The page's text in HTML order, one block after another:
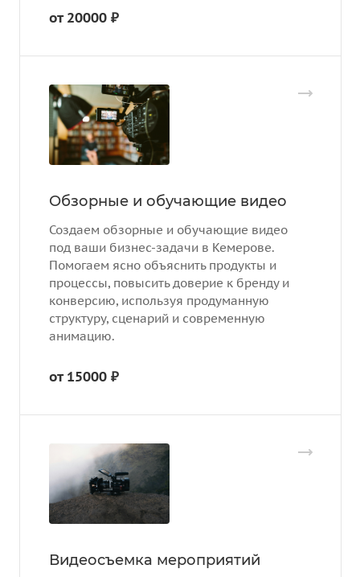
от 20000 ₽
Обзорные и обучающие видео
Создаем обзорные и обучающие видео
под ваши бизнес-задачи в Кемерове.
Помогаем ясно объяснить продукты и
процессы, повысить доверие к бренду и
конверсию, используя продуманную
структуру, сценарий и современную
анимацию.
от 15000 ₽
Видеосъемка мероприятий